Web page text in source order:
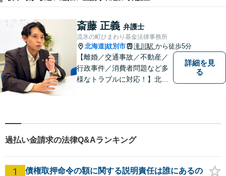
斎藤 正義 弁護士
流氷の町ひまわり基金法律事務所
北海道 紋別市 滝川駅 から徒歩5分
【離婚／交通事故／不動産／
行政事件／消費者問題など多
様なトラブルに対応！】北海
のフットワークで迅速な事件
解決を目指します！
詳細を見
る
過払い金請求の法律Q&Aランキング
1
債権取押命令の額に関する説明責任は誰にあるの